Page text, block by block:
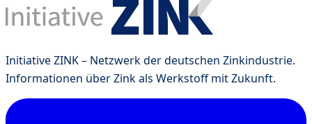
Initiative ZINK – Netzwerk der deutschen Zinkindustrie.
Informationen über Zink als Werkstoff mit Zukunft.